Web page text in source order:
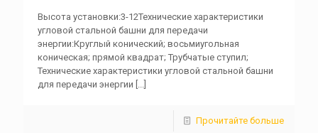
Высота установки:3-12Технические характеристики
угловой стальной башни для передачи
энергии:Круглый конический; восьмиугольная
коническая; прямой квадрат; Трубчатые ступил;
Технические характеристики угловой стальной башни
для передачи энергии
Прочитайте больше